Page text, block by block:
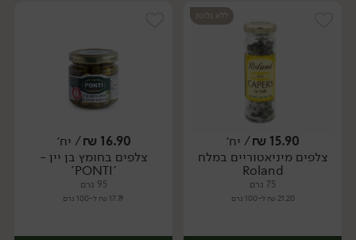
יח׳ יח׳
ללא גלוטן
15.90
₪/ יח׳
צלפים מיניאטוריים במלח
Roland
75 גרם
21.20 ₪ ל-100 גרם
16.90
₪/ יח׳
צלפים בחומץ בן יין -
'PONTI'
95 גרם
17.79 ₪ ל-100 גרם